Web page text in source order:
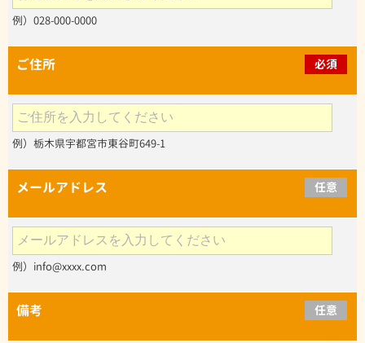
例）028-000-0000
ご住所 必須
例）栃木県宇都宮市東谷町649-1
メールアドレス 任意
例）info@xxxx.com
備考 任意